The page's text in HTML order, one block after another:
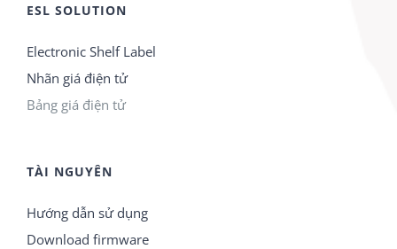
ESL SOLUTION
Electronic Shelf Label
Nhãn giá điện tử
Bảng giá điện tử
TÀI NGUYÊN
Hướng dẫn sử dụng
Download firmware